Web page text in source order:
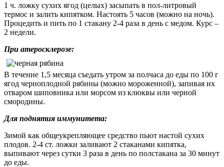
1 ч. ложку сухих ягод (целых) засыпать в пол-литровый
термос и залить кипятком. Настоять 5 часов (можно на ночь).
Процедить и пить по 1 стакану 2-4 раза в день с медом. Курс –
2 недели.
При атеросклерозе:
В течение 1,5 месяца съедать утром за полчаса до еды по 100 г
ягод черноплодной рябины (можно мороженной), запивая их
отваром шиповника или морсом из клюквы или черной
смородины.
Для поднятия иммунитета:
Зимой как общеукрепляющее средство пьют настой сухих
плодов. 2-4 ст. ложки заливают 2 стаканами кипятка,
выпивают через сутки 3 раза в день по полстакана за 30 минут
до еды.